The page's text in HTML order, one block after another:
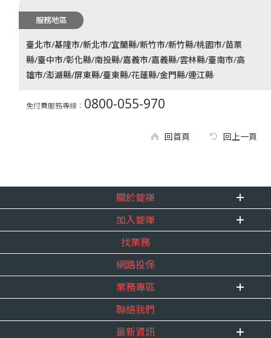
服務地區
臺北市/基隆市/新北市/宜蘭縣/新竹市/新竹縣/桃園市/苗栗
縣/臺中市/彰化縣/南投縣/嘉義市/嘉義縣/雲林縣/臺南市/高
雄市/澎湖縣/屏東縣/臺東縣/花蓮縣/金門縣/連江縣
免付費服務專線： 0800-055-970
回首頁 回上一頁
關於錠嵂
企業資訊
重要事跡
得獎紀錄
服務宣言
合作夥伴
加入錠嵂
內勤招聘
精英招募
年度增員計畫
找業務
網路投保
業務專區
E 線資源網
聯絡我們
最新資訊